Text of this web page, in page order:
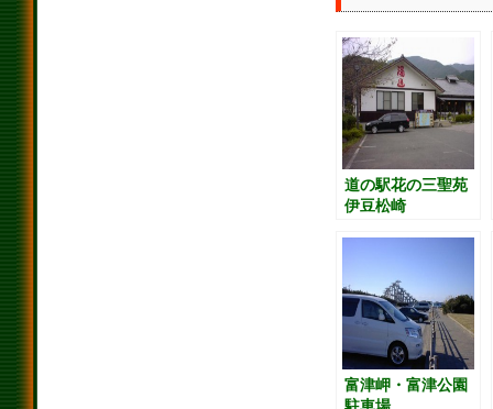
道の駅花の三聖苑
伊豆松崎
富津岬・富津公園